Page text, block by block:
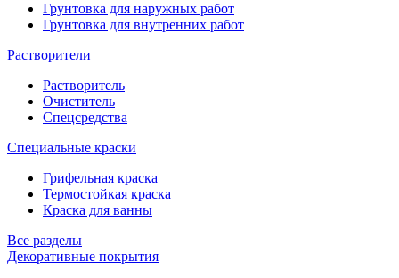
Грунтовка для наружных работ
Грунтовка для внутренних работ
Растворители
Растворитель
Очиститель
Спецсредства
Специальные краски
Грифельная краска
Термостойкая краска
Краска для ванны
Все разделы
Декоративные покрытия